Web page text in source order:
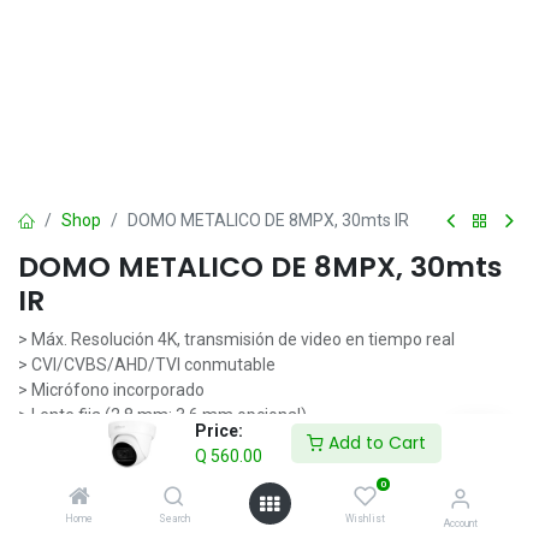
Price:
Q 560.00
Add to Cart
Home Search
0
Wishlist Account
Shop DOMO METALICO DE 8MPX, 30mts IR
DOMO METALICO DE 8MPX, 30mts
IR
> Máx. Resolución 4K, transmisión de video en tiempo real
> CVI/CVBS/AHD/TVI conmutable
> Micrófono incorporado
> Lente fija (2,8 mm; 3,6 mm opcional)
> Máx. Longitud IR 30 m, IR inteligente
> IP67, 12V±30%CC
560.00 IVA incluido